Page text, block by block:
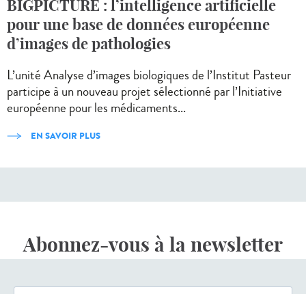
BIGPICTURE : l’intelligence artificielle
pour une base de données européenne
d’images de pathologies
L’unité Analyse d’images biologiques de l’Institut Pasteur
participe à un nouveau projet sélectionné par l’Initiative
européenne pour les médicaments...
EN SAVOIR PLUS
Abonnez-vous à la newsletter